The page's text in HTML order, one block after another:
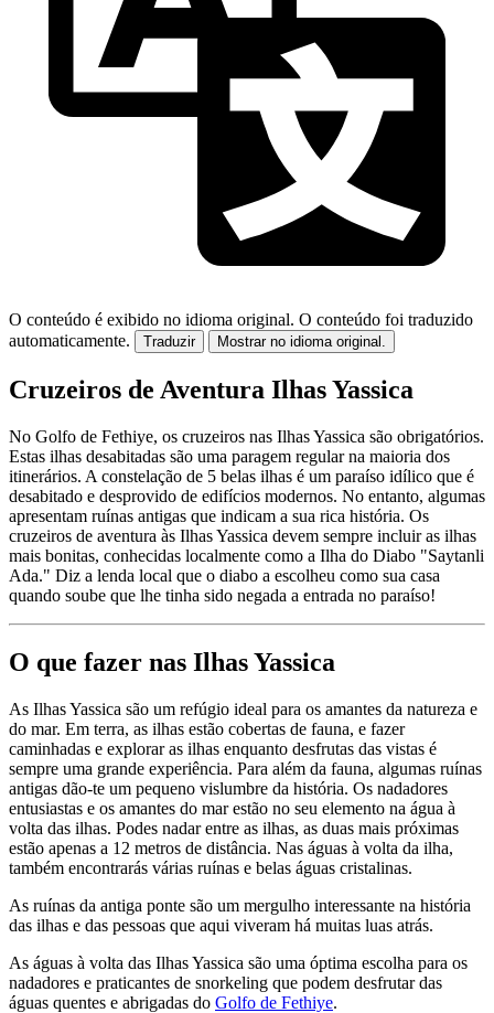
O conteúdo é exibido no idioma original. O conteúdo foi traduzido
automaticamente.
Traduzir Mostrar no idioma original.
Cruzeiros de Aventura Ilhas Yassica
No Golfo de Fethiye, os cruzeiros nas Ilhas Yassica são obrigatórios.
Estas ilhas desabitadas são uma paragem regular na maioria dos
itinerários. A constelação de 5 belas ilhas é um paraíso idílico que é
desabitado e desprovido de edifícios modernos. No entanto, algumas
apresentam ruínas antigas que indicam a sua rica história. Os
cruzeiros de aventura às Ilhas Yassica devem sempre incluir as ilhas
mais bonitas, conhecidas localmente como a Ilha do Diabo "Saytanli
Ada." Diz a lenda local que o diabo a escolheu como sua casa
quando soube que lhe tinha sido negada a entrada no paraíso!
O que fazer nas Ilhas Yassica
As Ilhas Yassica são um refúgio ideal para os amantes da natureza e
do mar. Em terra, as ilhas estão cobertas de fauna, e fazer
caminhadas e explorar as ilhas enquanto desfrutas das vistas é
sempre uma grande experiência. Para além da fauna, algumas ruínas
antigas dão-te um pequeno vislumbre da história. Os nadadores
entusiastas e os amantes do mar estão no seu elemento na água à
volta das ilhas. Podes nadar entre as ilhas, as duas mais próximas
estão apenas a 12 metros de distância. Nas águas à volta da ilha,
também encontrarás várias ruínas e belas águas cristalinas.
As ruínas da antiga ponte são um mergulho interessante na história
das ilhas e das pessoas que aqui viveram há muitas luas atrás.
As águas à volta das Ilhas Yassica são uma óptima escolha para os
nadadores e praticantes de snorkeling que podem desfrutar das
águas quentes e abrigadas do Golfo de Fethiye.